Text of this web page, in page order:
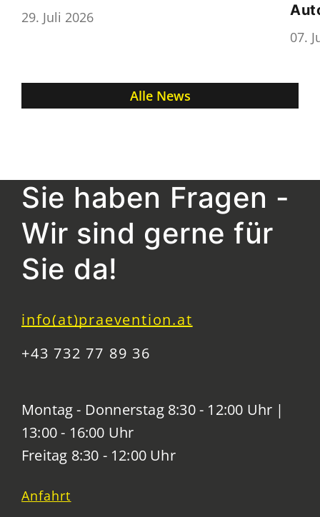
29. Juli 2026
07.
Alle News
Sie haben Fragen -
Wir sind gerne für
Sie da!
info(at)praevention.at
+43 732 77 89 36
Montag - Donnerstag 8:30 - 12:00 Uhr |
13:00 - 16:00 Uhr
Freitag 8:30 - 12:00 Uhr
Anfahrt